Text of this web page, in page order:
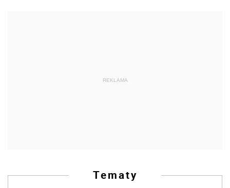
REKLAMA
Tematy